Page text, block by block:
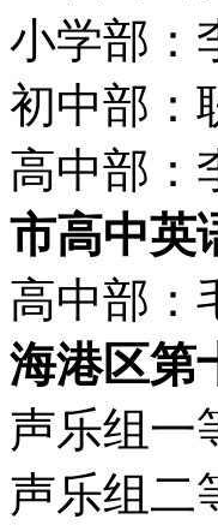
小学部：
初中部：
高中部：
市高中英
高中部：
海港区第
声乐组一
声乐组二